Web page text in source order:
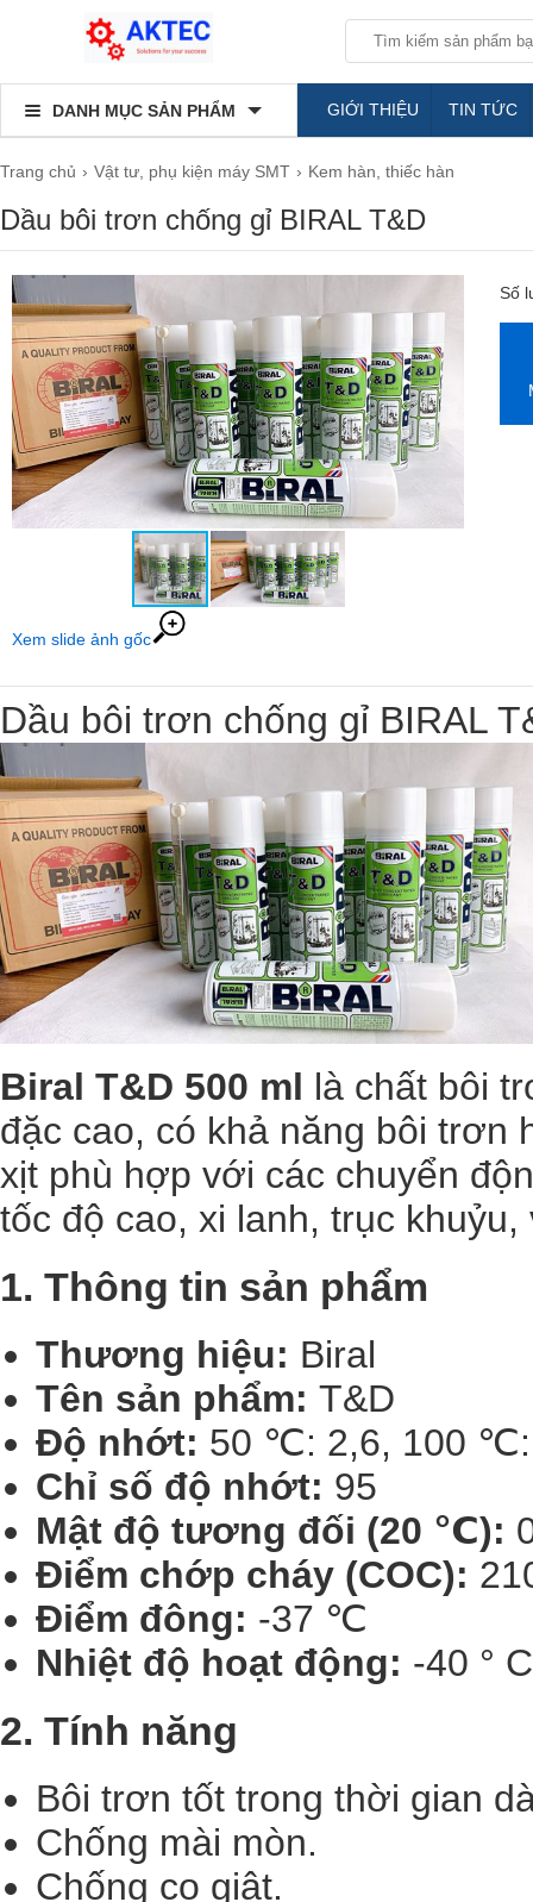
DANH MỤC SẢN PHẨM GIỚI THIỆU TIN TỨC
Trang chủ Vật tư, phụ kiện máy SMT Kem hàn, thiếc hàn
Dầu bôi trơn chống gỉ BIRAL T&D
Xem slide ảnh gốc
Số
Dầu bôi trơn chống gỉ BIRAL
Biral T&D 500 ml là chất bôi
đặc cao, có khả năng bôi trơn
xịt phù hợp với các chuyển
tốc độ cao, xi lanh, trục
1. Thông tin sản phẩm
Thương hiệu: Biral
Tên sản phẩm: T&D
Độ nhớt: 50 ℃: 2,6, 100 ℃:
Chỉ số độ nhớt: 95
Mật độ tương đối (20 ℃):
Điểm chớp cháy (COC):
Điểm đông: -37 ℃
Nhiệt độ hoạt động: -40 °
2. Tính năng
Bôi trơn tốt trong thời gian
Chống mài mòn.
Chống co giật.